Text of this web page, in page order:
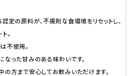
定の原料が、不規則な食環境をリセットし、
。
不使用。
なった甘みのある味わいです。
の方まで安心してお飲みいただけます。